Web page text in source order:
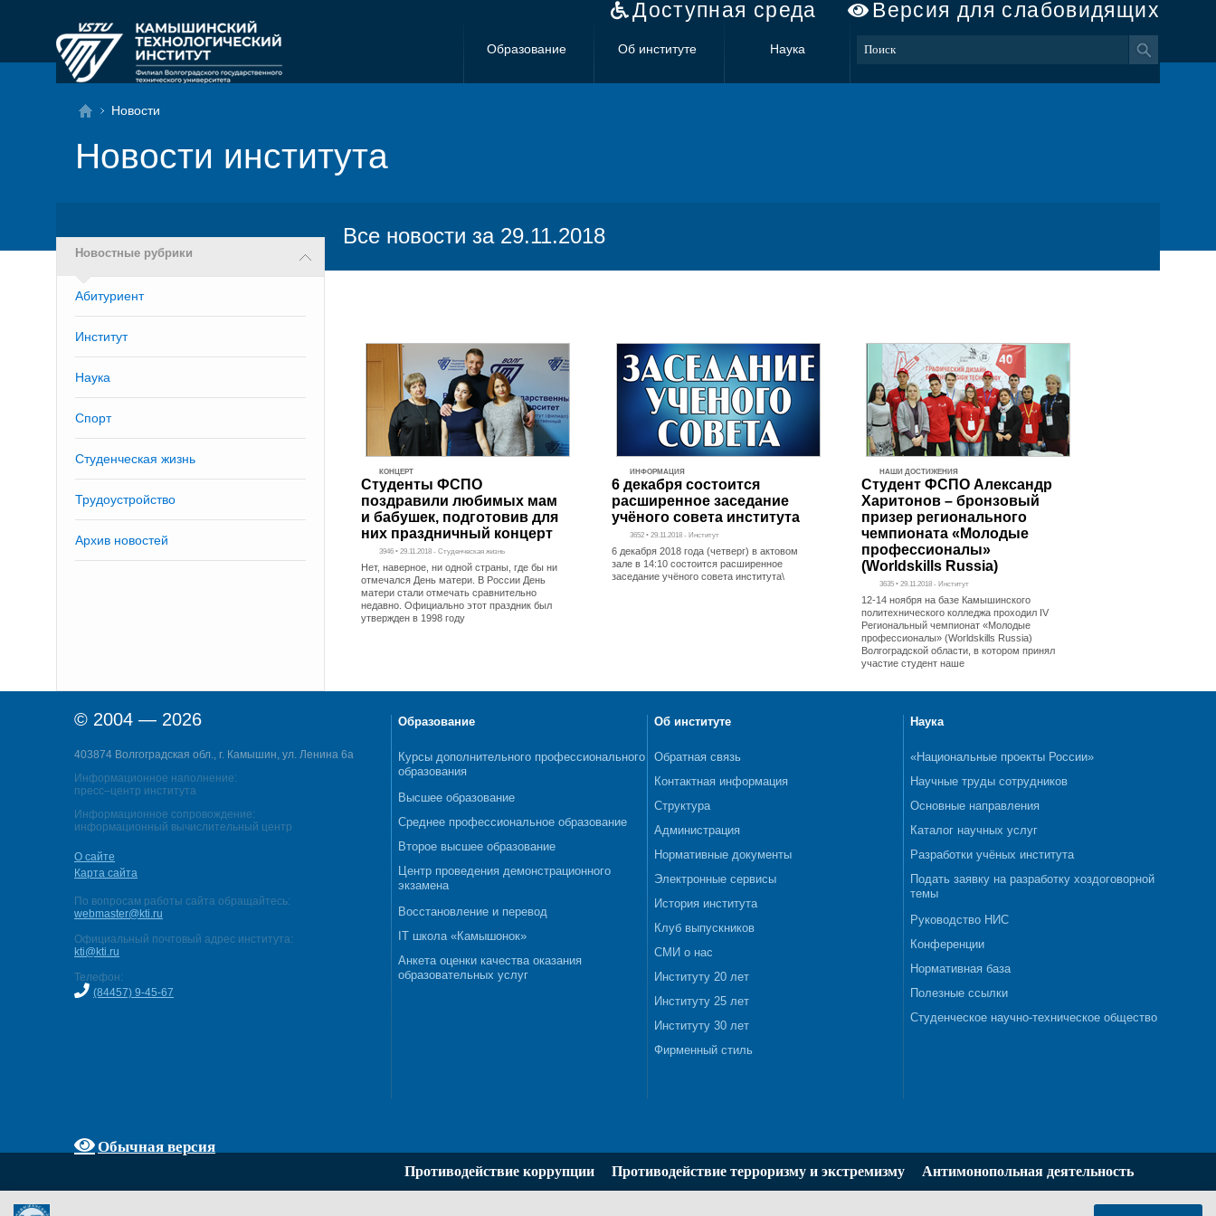
Доступная среда Версия для слабовидящих
Образование Об институте Наука
Новости
Новости института
Новостные рубрики
Абитуриент
Институт
Наука
Спорт
Студенческая жизнь
Трудоустройство
Архив новостей
Все новости за 29.11.2018
КОНЦЕРТ
Студенты ФСПО
поздравили любимых мам
и бабушек, подготовив для
них праздничный концерт
3946 • 29.11.2018 - Студенческая жизнь
Нет, наверное, ни одной страны, где бы ни
отмечался День матери. В России День
матери стали отмечать сравнительно
недавно. Официально этот праздник был
утвержден в 1998 году
ИНФОРМАЦИЯ
6 декабря состоится
расширенное заседание
учёного совета института
3652 • 29.11.2018 - Институт
6 декабря 2018 года (четверг) в актовом
зале в 14:10 состоится расширенное
заседание учёного совета института\
НАШИ ДОСТИЖЕНИЯ
Студент ФСПО Александр
Харитонов – бронзовый
призер регионального
чемпионата «Молодые
профессионалы»
(Worldskills Russia)
3635 • 29.11.2018 - Институт
12-14 ноября на базе Камышинского
политехнического колледжа проходил IV
Региональный чемпионат «Молодые
профессионалы» (Worldskills Russia)
Волгоградской области, в котором принял
участие студент наше
© 2004 — 2026
403874 Волгоградская обл., г. Камышин, ул. Ленина 6а
Информационное наполнение:
пресс–центр института
Информационное сопровождение:
информационный вычислительный центр
О сайте
Карта сайта
По вопросам работы сайта обращайтесь:
webmaster@kti.ru
Официальный почтовый адрес института:
kti@kti.ru
Телефон:
(84457) 9-45-67
Обычная версия
Образование
Курсы дополнительного профессионального
образования
Высшее образование
Среднее профессиональное образование
Второе высшее образование
Центр проведения демонстрационного
экзамена
Восстановление и перевод
IT школа «Камышонок»
Анкета оценки качества оказания
образовательных услуг
Об институте
Обратная связь
Контактная информация
Структура
Администрация
Нормативные документы
Электронные сервисы
История института
Клуб выпускников
СМИ о нас
Институту 20 лет
Институту 25 лет
Институту 30 лет
Фирменный стиль
Наука
«Национальные проекты России»
Научные труды сотрудников
Основные направления
Каталог научных услуг
Разработки учёных института
Подать заявку на разработку хоздоговорной
темы
Руководство НИС
Конференции
Нормативная база
Полезные ссылки
Студенческое научно-техническое общество
Противодействие коррупции Противодействие терроризму и экстремизму Антимонопольная деятельность